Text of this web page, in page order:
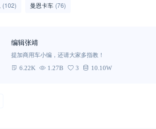
(102) 曼恩卡车 (76)
编辑张靖
提加商用车小编，还请大家多指教！
6.22K 1.27B 3 10.10W